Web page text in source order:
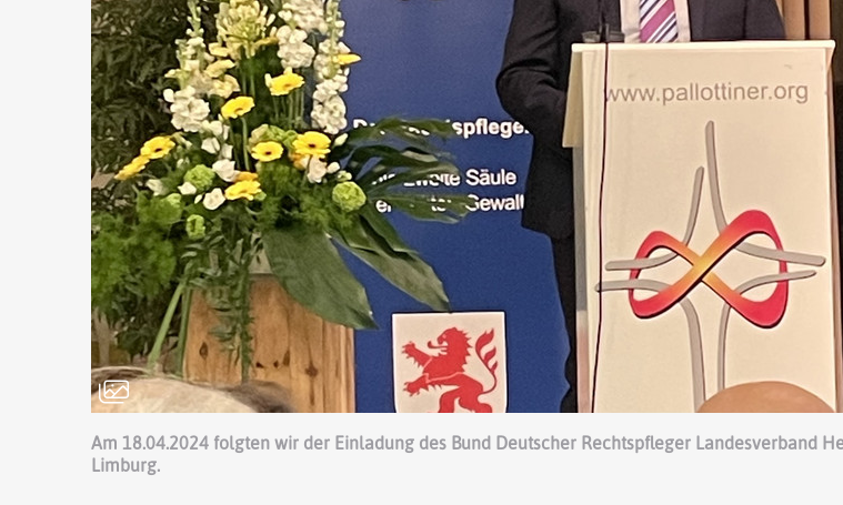
Am 18.04.2024 folgten wir der Einladung des Bund Deutscher Rechtspfleger Landesverband
Limburg.